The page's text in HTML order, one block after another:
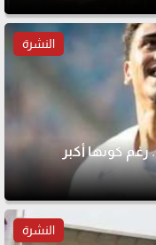
النشرة
رغم كونها أكبر
النشرة